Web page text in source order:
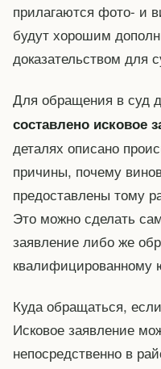
прилагаются фото- и
будут хорошим
доказательством для
Для обращения в суд
составлено исковое
деталях описано
причины, почему
предоставлены тому
Это можно сделать
заявление либо же
Куда обращаться,
Исковое заявление
непосредственно в